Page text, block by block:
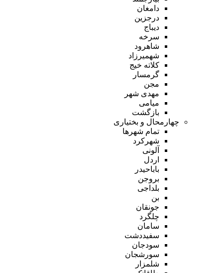
دامغان
درجزین
دیباج
سرخه
شاهرود
شهمیرزاد
کلاته خیج
گرمسار
مجن
مهدی شهر
میامی
بازگشت
چهارمحال و بختیاری
تمام شهر‌ها
شهرکرد
آلونی
اردل
باباحیدر
بروجن
بلداجی
بن
جونقان
چلگرد
سامان
سفیددشت
سودجان
سورشجان
شلمزار